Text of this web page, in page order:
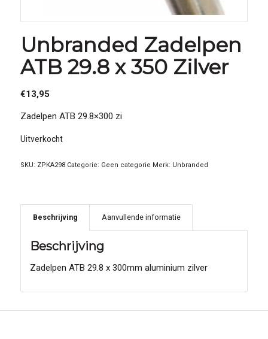
Unbranded Zadelpen
ATB 29.8 x 350 Zilver
€13,95
Zadelpen ATB 29.8×300 zi
Uitverkocht
SKU: ZPKA298 Categorie: Geen categorie Merk: Unbranded
Beschrijving Aanvullende informatie
Beschrijving
Zadelpen ATB 29.8 x 300mm aluminium zilver